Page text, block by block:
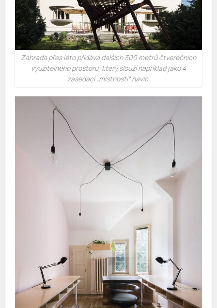
Zahrada přes léto přidává dalších 500 metrů čtverečních
využitelného prostoru, který slouží například jako 4
zasedací „místnosti“ navíc.